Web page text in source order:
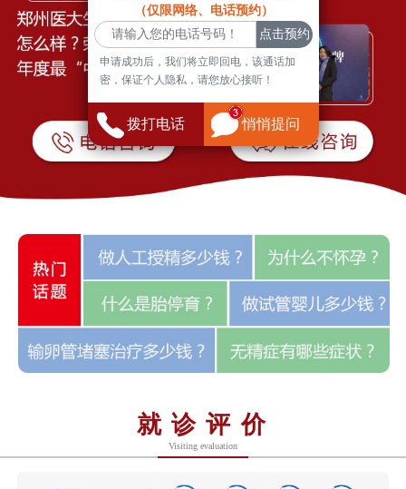
就诊评价
Visiting evaluation
（仅限网络、电话预约）
申请成功后，我们将立即回电，该通话加
密，保证个人隐私，请您放心接听！
拨打电话 悄悄提问